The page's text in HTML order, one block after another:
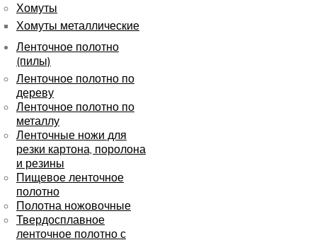
Хомуты
Хомуты металлические
Ленточное полотно
(пилы)
Ленточное полотно по
дереву
Ленточное полотно по
металлу
Ленточные ножи для
резки картона, поролона
и резины
Пищевое ленточное
полотно
Полотна ножовочные
Твердосплавное
ленточное полотно с